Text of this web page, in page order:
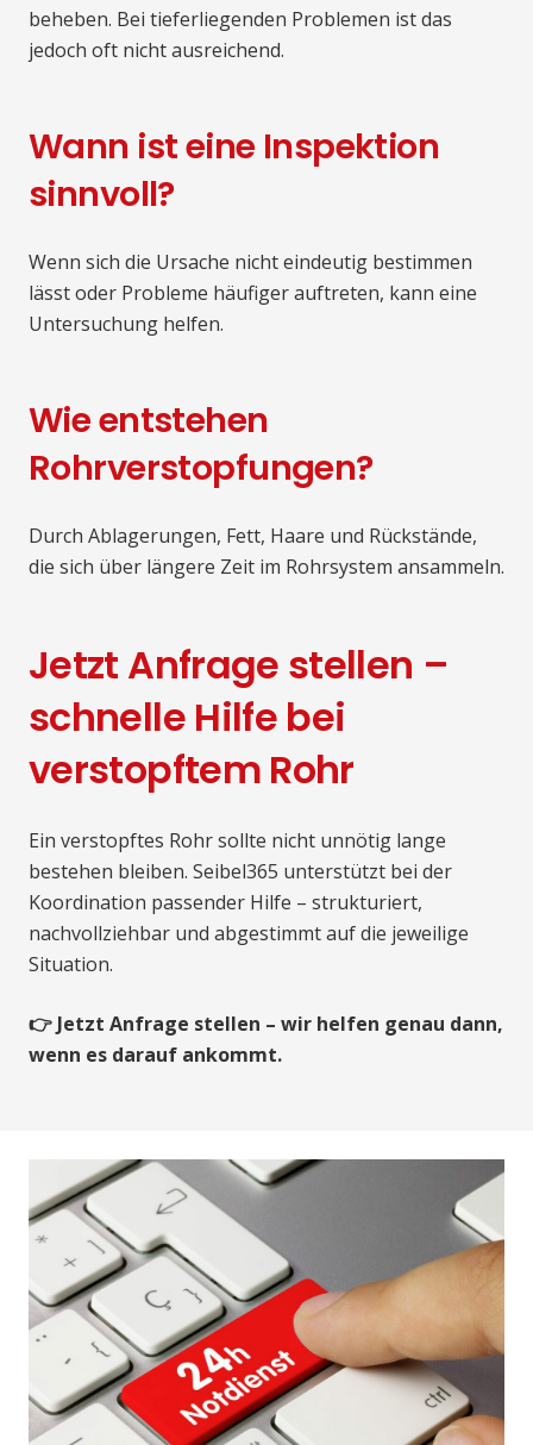
beheben. Bei tieferliegenden Problemen ist das
jedoch oft nicht ausreichend.
Wann ist eine Inspektion
sinnvoll?
Wenn sich die Ursache nicht eindeutig bestimmen
lässt oder Probleme häufiger auftreten, kann eine
Untersuchung helfen.
Wie entstehen
Rohrverstopfungen?
Durch Ablagerungen, Fett, Haare und Rückstände,
die sich über längere Zeit im Rohrsystem ansammeln.
Jetzt Anfrage stellen –
schnelle Hilfe bei
verstopftem Rohr
Ein verstopftes Rohr sollte nicht unnötig lange
bestehen bleiben. Seibel365 unterstützt bei der
Koordination passender Hilfe – strukturiert,
nachvollziehbar und abgestimmt auf die jeweilige
Situation.
👉 Jetzt Anfrage stellen – wir helfen genau dann,
wenn es darauf ankommt.